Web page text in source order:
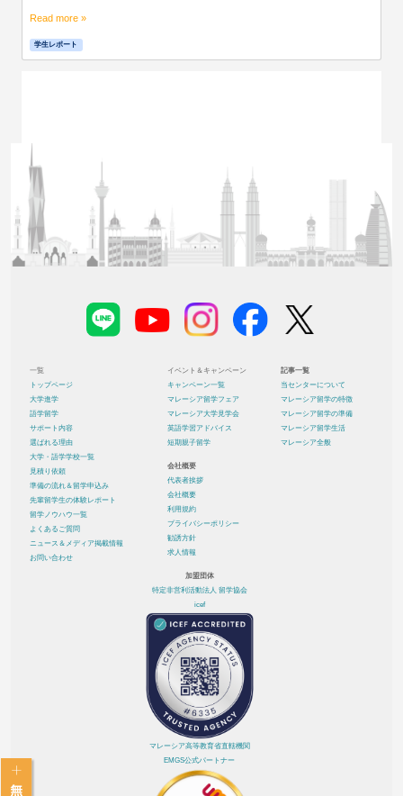
Read more »
学生レポート
一覧
トップページ
大学進学
語学留学
サポート内容
選ばれる理由
大学・語学学校一覧
見積り依頼
準備の流れ＆留学申込み
先輩留学生の体験レポート
留学ノウハウ一覧
よくあるご質問
ニュース＆メディア掲載情報
お問い合わせ
イベント＆キャンペーン
キャンペーン一覧
マレーシア留学フェア
マレーシア大学見学会
英語学習アドバイス
短期親子留学
記事一覧
当センターについて
マレーシア留学の特徴
マレーシア留学の準備
マレーシア留学生活
マレーシア全般
会社概要
代表者挨拶
会社概要
利用規約
プライバシーポリシー
勧誘方針
求人情報
加盟団体
特定非営利活動法人 留学協会
icef
マレーシア高等教育省直轄機関
EMGS公式パートナー